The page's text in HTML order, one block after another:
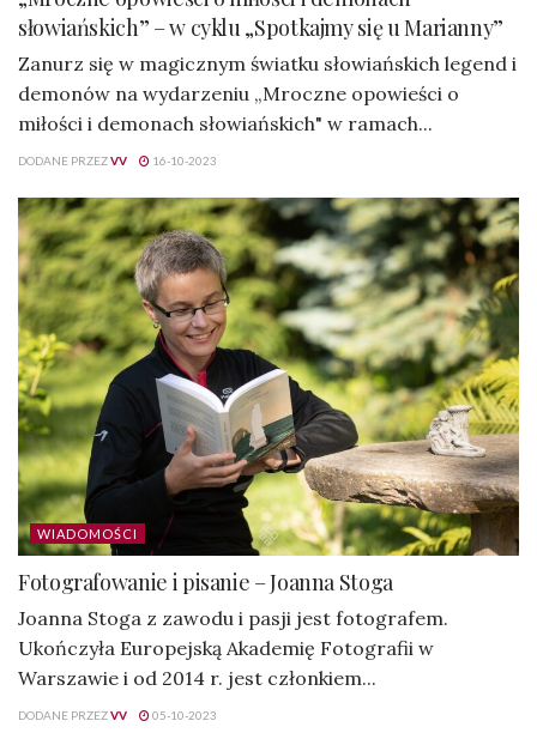
słowiańskich” – w cyklu „Spotkajmy się u Marianny”
Zanurz się w magicznym światku słowiańskich legend i
demonów na wydarzeniu „Mroczne opowieści o
miłości i demonach słowiańskich" w ramach...
DODANE PRZEZVV 16-10-2023
WIADOMOŚCI
Fotografowanie i pisanie – Joanna Stoga
Joanna Stoga z zawodu i pasji jest fotografem.
Ukończyła Europejską Akademię Fotografii w
Warszawie i od 2014 r. jest członkiem...
DODANE PRZEZVV 05-10-2023